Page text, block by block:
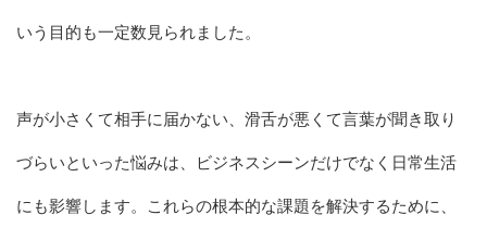
いう目的も一定数見られました。
声が小さくて相手に届かない、滑舌が悪くて言葉が聞き取り
づらいといった悩みは、ビジネスシーンだけでなく日常生活
にも影響します。これらの根本的な課題を解決するために、